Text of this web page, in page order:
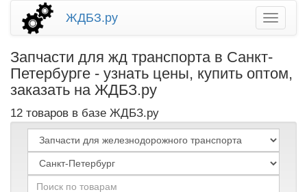
ЖДБЗ.ру
Запчасти для жд транспорта в Санкт-
Петербурге - узнать цены, купить оптом,
заказать на ЖДБЗ.ру
12 товаров в базе ЖДБЗ.ру